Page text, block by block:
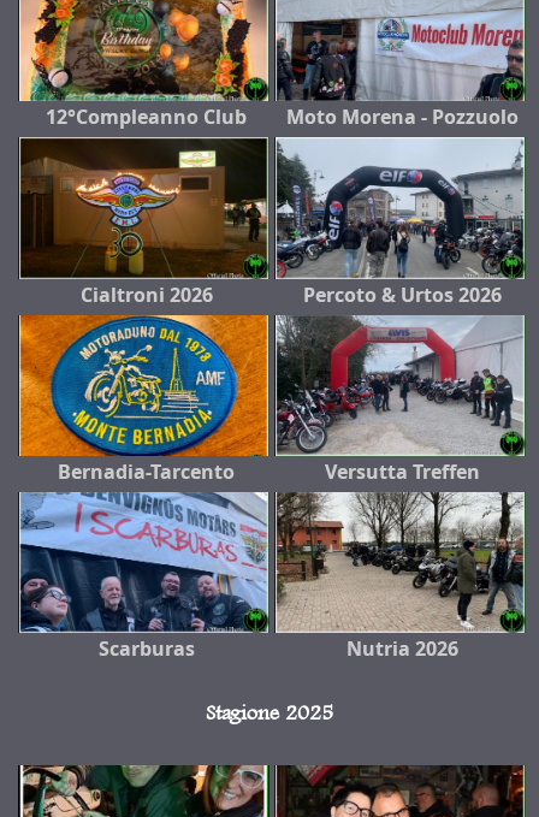
12°Compleanno Club Moto Morena - Pozzuolo
Cialtroni 2026 Percoto & Urtos 2026
Bernadia-Tarcento Versutta Treffen
Scarburas Nutria 2026
Stagione 2025